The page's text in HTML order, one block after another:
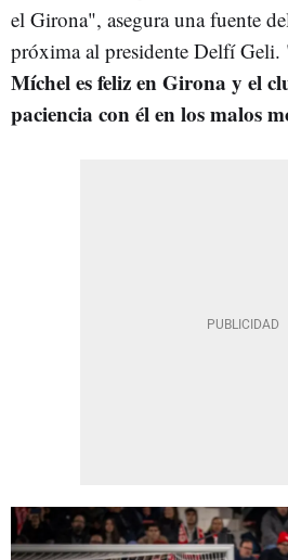
el Girona", asegura una fuente
próxima al presidente Delfí Geli.
Míchel es feliz en Girona y el
paciencia con él en los malos